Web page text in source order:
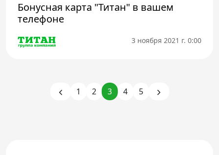
Бонусная карта "Титан" в вашем
телефоне
3 ноября 2021 г. 0:00
1 2 3 4 5